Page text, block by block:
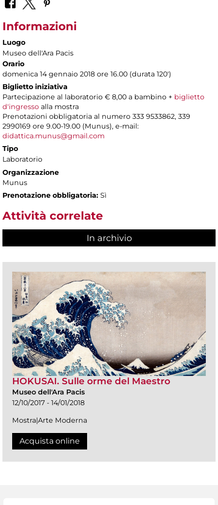
Informazioni
Luogo
Museo dell'Ara Pacis
Orario
domenica 14 gennaio 2018 ore 16.00 (durata 120')
Biglietto iniziativa
Partecipazione al laboratorio € 8,00 a bambino + biglietto
d'ingresso alla mostra
Prenotazioni obbligatoria al numero 333 9533862, 339
2990169 ore 9.00-19.00 (Munus), e-mail:
didattica.munus@gmail.com
Tipo
Laboratorio
Organizzazione
Munus
Prenotazione obbligatoria: Sì
Attività correlate
In archivio
HOKUSAI. Sulle orme del Maestro
Museo dell'Ara Pacis
12/10/2017 - 14/01/2018
Mostra|Arte Moderna
Acquista online